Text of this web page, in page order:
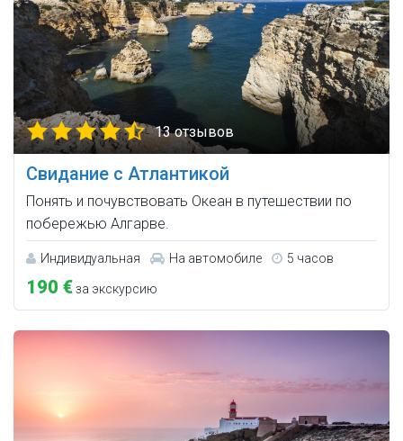
13 отзывов
Свидание с Атлантикой
Понять и почувствовать Океан в путешествии по
побережью Алгарве.
Индивидуальная На автомобиле 5 часов
190 €за экскурсию